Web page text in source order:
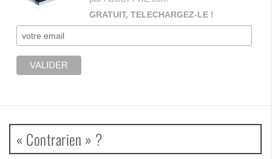
GRATUIT, TELECHARGEZ-LE !
« Contrarien » ?